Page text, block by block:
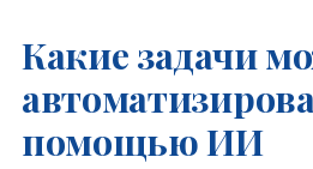
Какие задачи
помощью ИИ